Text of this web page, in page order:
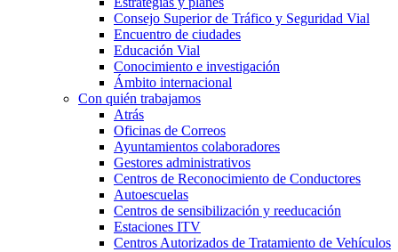
Consejo Superior de Tráfico y Seguridad Vial
Encuentro de ciudades
Educación Vial
Conocimiento e investigación
Ámbito internacional
Con quién trabajamos
Atrás
Oficinas de Correos
Ayuntamientos colaboradores
Gestores administrativos
Centros de Reconocimiento de Conductores
Autoescuelas
Centros de sensibilización y reeducación
Estaciones ITV
Centros Autorizados de Tratamiento de Vehículos